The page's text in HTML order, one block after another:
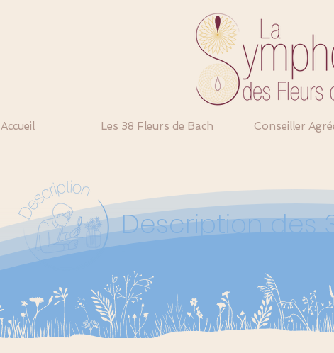
Accueil Les 38 Fleurs de Bach Conseiller
Description des